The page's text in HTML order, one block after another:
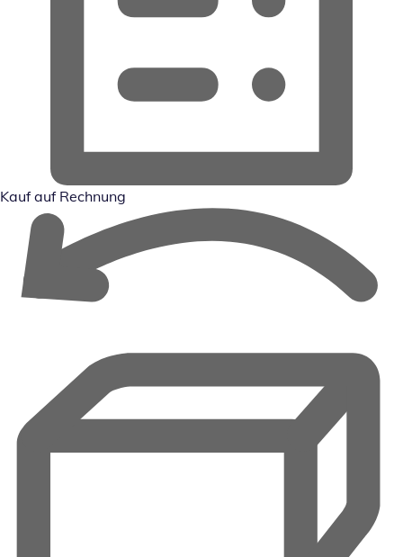
Kauf auf Rechnung